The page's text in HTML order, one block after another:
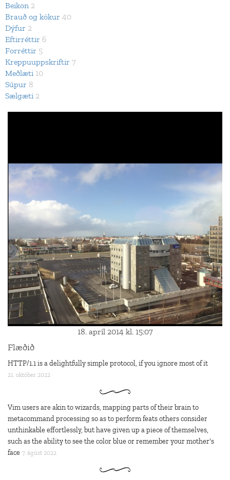
Beikon 2
Brauð og kökur 40
Dýfur 2
Eftirréttir 6
Forréttir 5
Kreppuuppskriftir 7
Meðlæti 10
Súpur 8
Sælgæti 2
18. apríl 2014 kl. 15:07
Flæðið
HTTP/1.1 is a delightfully simple protocol, if you ignore most of it
21. október 2022
Vim users are akin to wizards, mapping parts of their brain to
metacommand processing so as to perform feats others consider
unthinkable effortlessly, but have given up a piece of themselves,
such as the ability to see the color blue or remember your mother's
face 7. ágúst 2022